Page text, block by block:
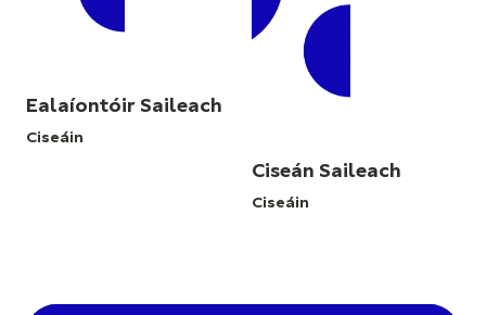
Ealaíontóir Saileach
Ciseáin
Ciseán Saileach
Ciseáin